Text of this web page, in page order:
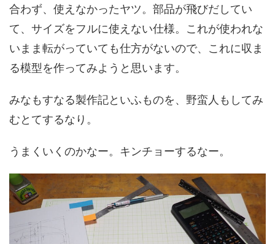
合わず、使えなかったヤツ。部品が飛びだしてい
て、サイズをフルに使えない仕様。これが使われな
いまま転がっていても仕方がないので、これに収ま
る模型を作ってみようと思います。
みなもすなる製作記といふものを、野蛮人もしてみ
むとてするなり。
うまくいくのかなー。キンチョーするなー。